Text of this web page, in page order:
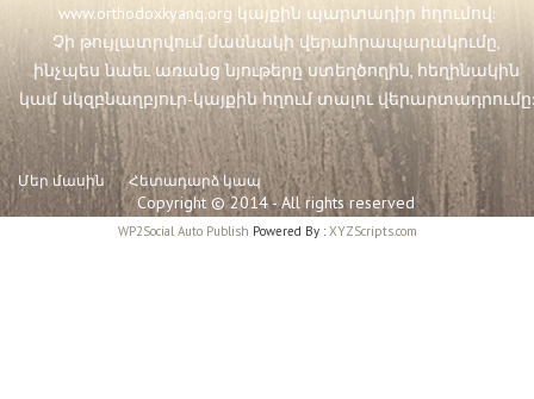
www.orthodoxkyanq.org կայքին պարտադիր հղումով:
Չի թույլատրվում մասնակի վերահրապարակումը,
ինչպես նաեւ առանց նյութերը ստեղծողին, հեղինակին
կամ սկզբնաղբյուր-կայքին հղում տալու վերարտադրումը:
Մեր մասին Հետադարձ կապ
Copyright © 2014 - All rights reserved
WP2Social Auto Publish Powered By :XYZScripts.com